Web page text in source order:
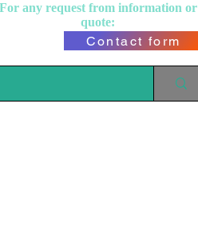
For any request from information or
quote:
Contact form